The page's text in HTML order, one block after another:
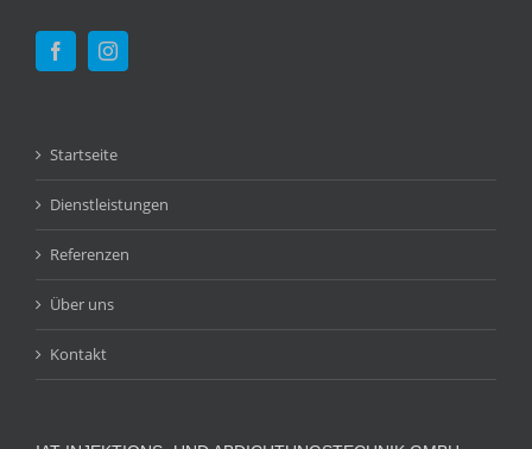
Startseite
Dienstleistungen
Referenzen
Über uns
Kontakt